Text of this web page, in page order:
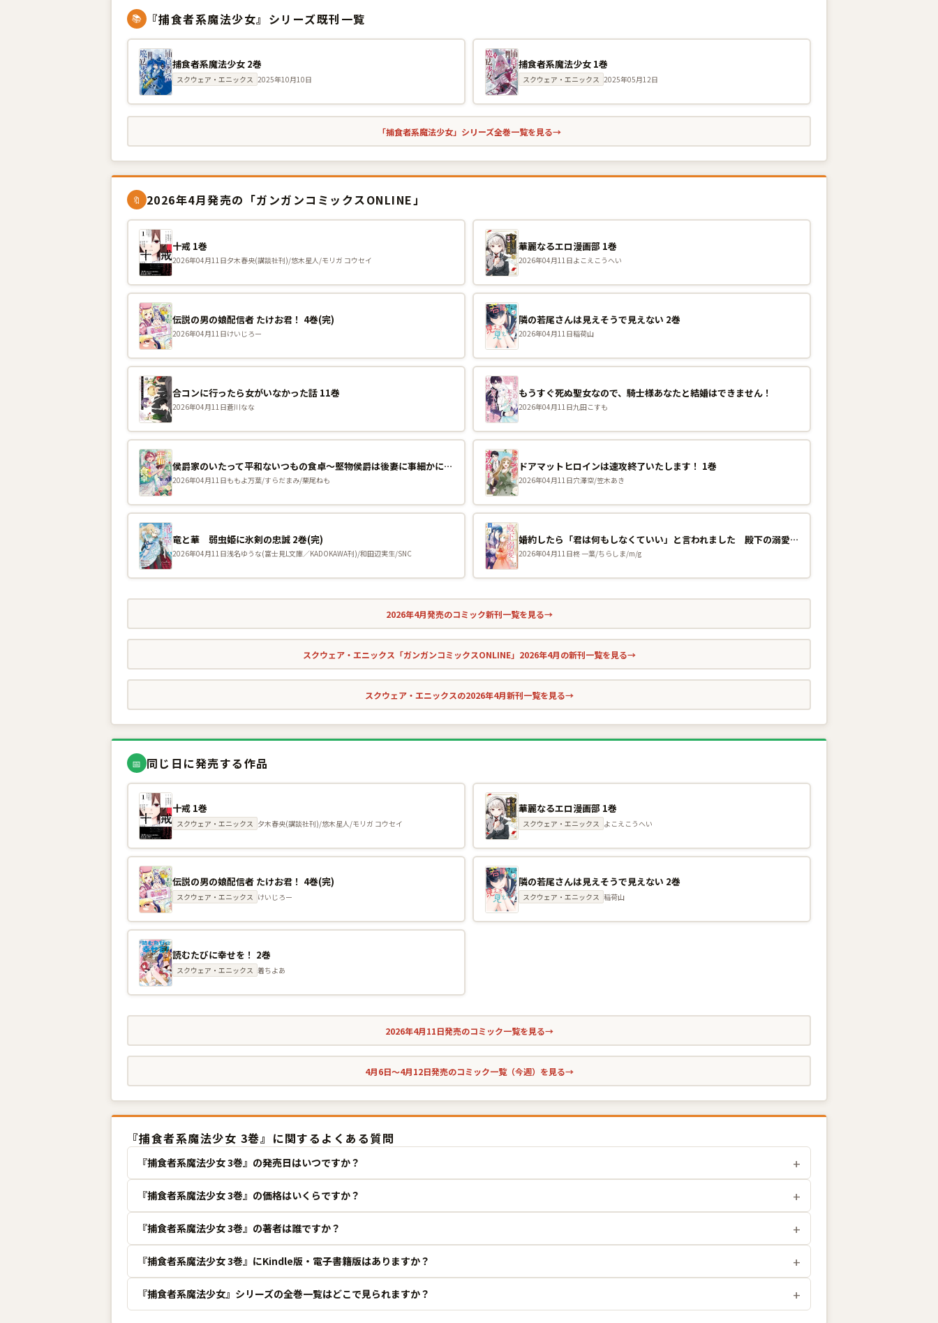
📚 『捕食者系魔法少女』シリーズ既刊一覧
捕食者系魔法少女 2巻
スクウェア・エニックス 2025年10月10日
捕食者系魔法少女 1巻
スクウェア・エニックス 2025年05月12日
「捕食者系魔法少女」シリーズ全巻一覧を見る→
🔖 2026年4月発売の「ガンガンコミックスONLINE」
十戒 1巻
2026年04月11日夕木春央(講談社刊)/悠木星人/モリガ コウセイ
華麗なるエロ漫画部 1巻
2026年04月11日よこえこうへい
伝説の男の娘配信者 たけお君！ 4巻(完)
2026年04月11日けいじろー
隣の若尾さんは見えそうで見えない 2巻
2026年04月11日稲荷山
合コンに行ったら女がいなかった話 11巻
2026年04月11日蒼川なな
もうすぐ死ぬ聖女なので、騎士様あなたと結婚はできません！
2026年04月11日九田こすも
侯爵家のいたって平和ないつもの食卓〜堅物侯爵は後妻に事細かに指示をする〜（コミック） 1巻
2026年04月11日ももよ万葉/すらだまみ/栗尾ねも
ドアマットヒロインは速攻終了いたします！ 1巻
2026年04月11日穴澤空/笠木あき
竜と華 弱虫姫に氷剣の忠誠 2巻(完)
2026年04月11日浅名ゆうな(富士見L文庫／KADOKAWA刊)/和田辺実生/SNC
婚約したら「君は何もしなくていい」と言われました 殿下の溺愛はわかりにくい！ 2巻
2026年04月11日柊 一葉/ちらしま/m/g
2026年4月発売のコミック新刊一覧を見る→
スクウェア・エニックス「ガンガンコミックスONLINE」2026年4月の新刊一覧を見る→
スクウェア・エニックスの2026年4月新刊一覧を見る→
📅 同じ日に発売する作品
十戒 1巻
スクウェア・エニックス 夕木春央(講談社刊)/悠木星人/モリガ コウセイ
華麗なるエロ漫画部 1巻
スクウェア・エニックス よこえこうへい
伝説の男の娘配信者 たけお君！ 4巻(完)
スクウェア・エニックス けいじろー
隣の若尾さんは見えそうで見えない 2巻
スクウェア・エニックス 稲荷山
読むたびに幸せを！ 2巻
スクウェア・エニックス 着ちよあ
2026年4月11日発売のコミック一覧を見る→
4月6日〜4月12日発売のコミック一覧（今週）を見る→
『捕食者系魔法少女 3巻』に関するよくある質問
『捕食者系魔法少女 3巻』の発売日はいつですか？
『捕食者系魔法少女 3巻』の価格はいくらですか？
『捕食者系魔法少女 3巻』の著者は誰ですか？
『捕食者系魔法少女 3巻』にKindle版・電子書籍版はありますか？
『捕食者系魔法少女』シリーズの全巻一覧はどこで見られますか？